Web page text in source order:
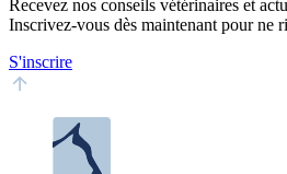
Recevez nos conseils vétérinaires et
Inscrivez-vous dès maintenant pour ne
S'inscrire